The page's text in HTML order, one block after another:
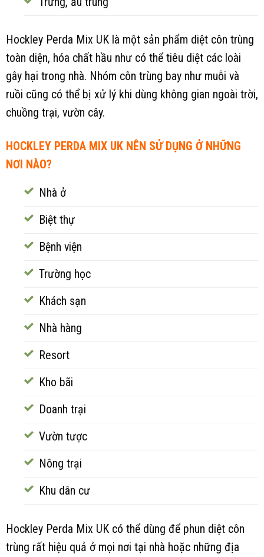
Hockley Perda Mix UK là một sản phẩm diệt côn trùng
toàn diện, hóa chất hầu như có thể tiêu diệt các loài
gây hại trong nhà. Nhóm côn trùng bay như muỗi và
ruồi cũng có thể bị xử lý khi dùng không gian ngoài trời,
chuồng trại, vườn cây.
HOCKLEY PERDA MIX UK NÊN SỬ DỤNG Ở NHỮNG
NƠI NÀO?
Nhà ở
Biệt thự
Bệnh viện
Trường học
Khách sạn
Nhà hàng
Resort
Kho bãi
Doanh trại
Vườn tược
Nông trại
Khu dân cư
Hockley Perda Mix UK có thể dùng để phun diệt côn
trùng rất hiệu quả ở mọi nơi tại nhà hoặc những địa